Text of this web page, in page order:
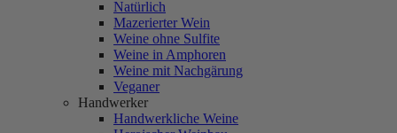
Natürlich
Mazerierter Wein
Weine ohne Sulfite
Weine in Amphoren
Weine mit Nachgärung
Veganer
Handwerker
Handwerkliche Weine